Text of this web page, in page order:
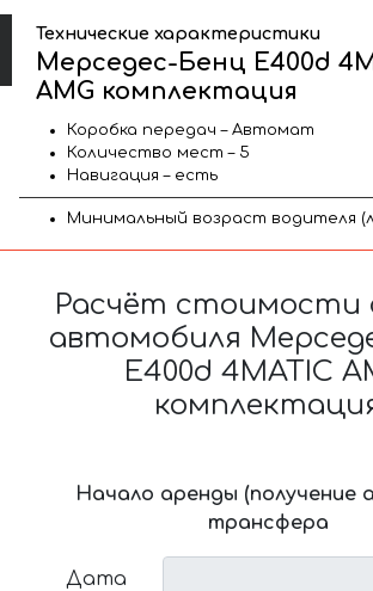
Технические характеристики
Мерседес-Бенц E400d
AMG комплектация
Коробка передач – Автомат
Количество мест – 5
Навигация – есть
Минимальный возраст водителя
Расчёт стоимости
автомобиля
E400d 4MATIC
Начало аренды (получение
трансфера
Дата